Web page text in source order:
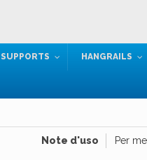
SUPPORTS HANGRAILS
Note d'uso Per